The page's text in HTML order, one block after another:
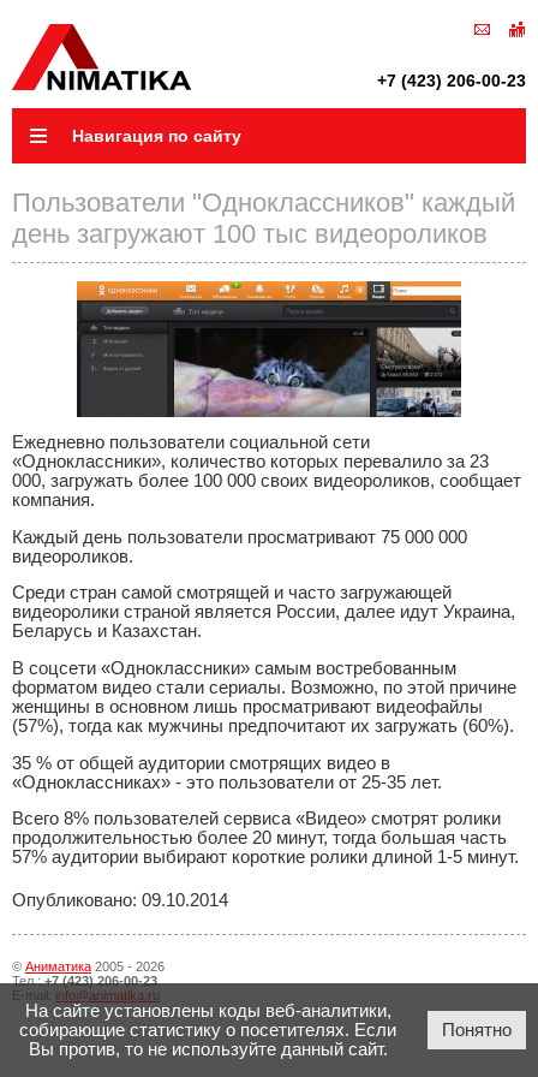
+7 (423) 206-00-23
Навигация по сайту
Пользователи "Одноклассников" каждый
день загружают 100 тыс видеороликов
Ежедневно пользователи социальной сети
«Одноклассники», количество которых перевалило за 23
000, загружать более 100 000 своих видеороликов, сообщает
компания.
Каждый день пользователи просматривают 75 000 000
видеороликов.
Среди стран самой смотрящей и часто загружающей
видеоролики страной является России, далее идут Украина,
Беларусь и Казахстан.
В соцсети «Одноклассники» самым востребованным
форматом видео стали сериалы. Возможно, по этой причине
женщины в основном лишь просматривают видеофайлы
(57%), тогда как мужчины предпочитают их загружать (60%).
35 % от общей аудитории смотрящих видео в
«Одноклассниках» - это пользователи от 25-35 лет.
Всего 8% пользователей сервиса «Видео» смотрят ролики
продолжительностью более 20 минут, тогда большая часть
57% аудитории выбирают короткие ролики длиной 1-5 минут.
Опубликовано: 09.10.2014
© Аниматика 2005 - 2026
Тел.:+7 (423) 206-00-23
E-mail: info@animatika.ru
На сайте установлены коды веб-аналитики,
собирающие статистику о посетителях. Если
Вы против, то не используйте данный сайт.
Понятно